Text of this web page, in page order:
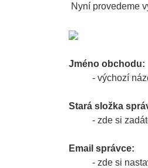
Nyní provedeme
Jméno obchodu:
- výchozí
Stará složka
- zde si
Email správce:
- zde si